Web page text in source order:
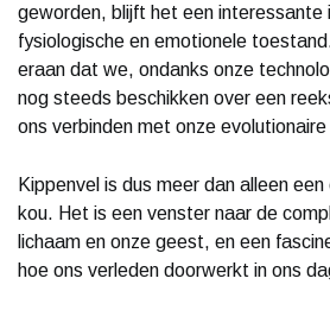
geworden, blijft het een interessante
fysiologische en emotionele
eraan dat we, ondanks onze
nog steeds beschikken over een
ons verbinden met onze
Kippenvel is dus meer dan alleen
kou. Het is een venster naar de
lichaam en onze geest, en een
hoe ons verleden doorwerkt in ons